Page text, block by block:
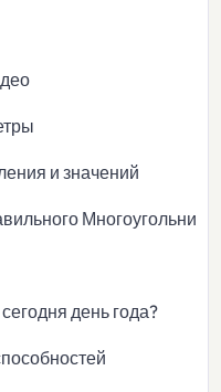
и значений
Многоугольника
день года?